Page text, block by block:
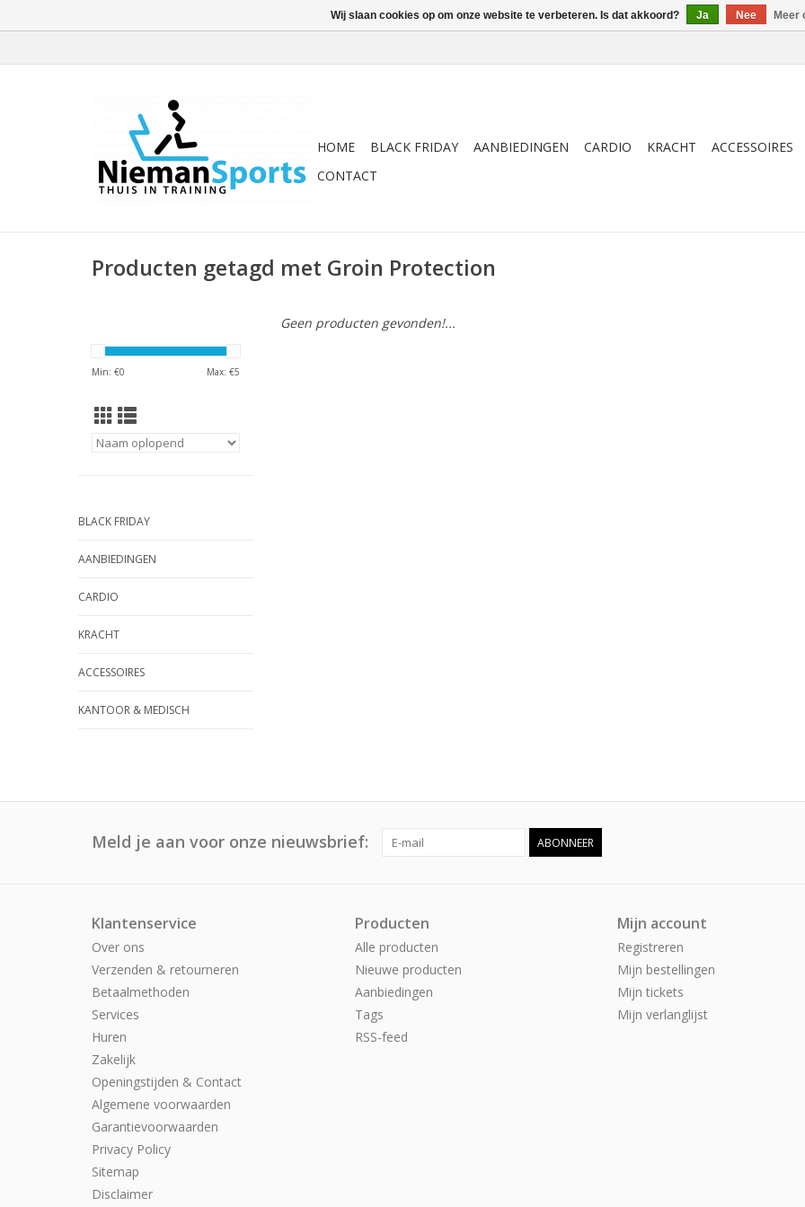
HOME BLACK FRIDAY AANBIEDINGEN CARDIO KRACHT
ACCESSOIRES
CONTACT
Producten getagd met Groin Protection
Min: €0 Max: €5
BLACK FRIDAY
AANBIEDINGEN
CARDIO
KRACHT
ACCESSOIRES
KANTOOR & MEDISCH
Geen producten gevonden!...
Meld je aan voor onze nieuwsbrief: ABONNEER
Klantenservice
Over ons
Verzenden & retourneren
Betaalmethoden
Services
Huren
Zakelijk
Openingstijden & Contact
Algemene voorwaarden
Garantievoorwaarden
Privacy Policy
Sitemap
Disclaimer
Producten
Alle producten
Nieuwe producten
Aanbiedingen
Tags
RSS-feed
Mijn account
Registreren
Mijn bestellingen
Mijn tickets
Mijn verlanglijst
Wij slaan cookies op om onze website te verbeteren. Is dat akkoord? Ja Nee Meer